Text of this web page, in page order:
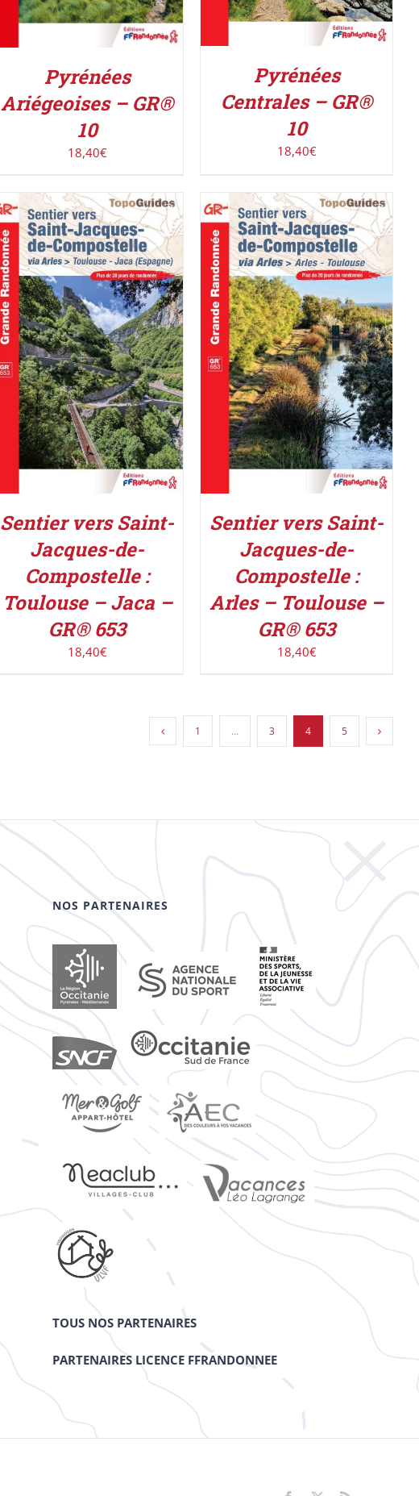
Pyrénées
Ariégeoises – GR®
10
18,40€
Pyrénées
Centrales – GR®
10
18,40€
AJOUTER AU PANIER
/
DÉTAILS
Sentier vers Saint-
Jacques-de-
Compostelle :
Toulouse – Jaca –
GR® 653
18,40€
AJOUTER AU PANIER
/
DÉTAILS
Sentier vers Saint-
Jacques-de-
Compostelle :
Arles – Toulouse –
GR® 653
18,40€
1 … 3 4 5
NOS PARTENAIRES
TOUS NOS PARTENAIRES
PARTENAIRES LICENCE FFRANDONNEE